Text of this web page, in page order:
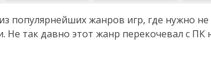
популярнейших жанров игр, где нужно
Не так давно этот жанр перекочевал с